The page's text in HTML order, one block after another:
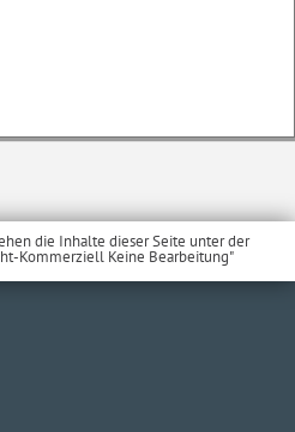
die Inhalte dieser Seite unter der